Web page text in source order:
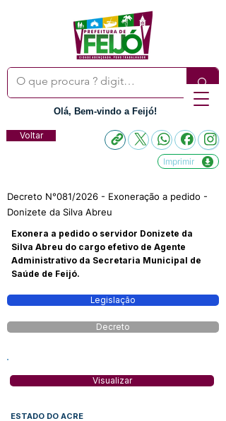
Olá, Bem-vindo a Feijó!
Voltar
Imprimir
Decreto N°081/2026 - Exoneração a pedido -
Donizete da Silva Abreu
Exonera a pedido o servidor Donizete da
Silva Abreu do cargo efetivo de Agente
Administrativo da Secretaria Municipal de
Saúde de Feijó.
Legislação
Decreto
Visualizar
ESTADO DO ACRE